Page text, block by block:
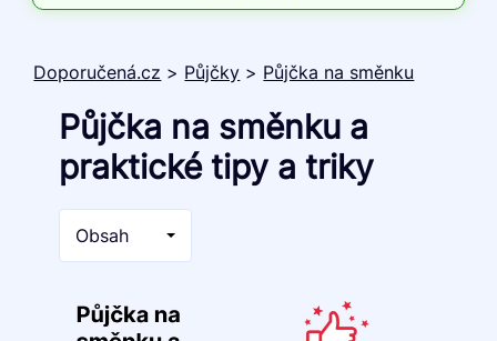
Doporučená.cz > Půjčky > Půjčka na směnku
Půjčka na směnku a
praktické tipy a triky
Obsah